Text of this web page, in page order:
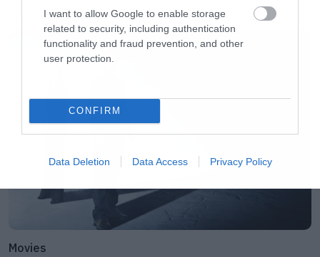
I want to allow Google to enable storage
related to security, including authentication
functionality and fraud prevention, and other
user protection.
CONFIRM
Data Deletion Data Access Privacy Policy
Εντελώς ακατάλληλο για ανηλίκους το νέο
βίντεο της Μάγια Χοκ του Stranger Things
Ολόκληρο το σκηνικό με το καπνογόνο και τα
μπινελίκια του Dickinson
Slipknot: Νέο τραγούδι και όλες οι
Ακολουθήστε το Roxx στο
Movies